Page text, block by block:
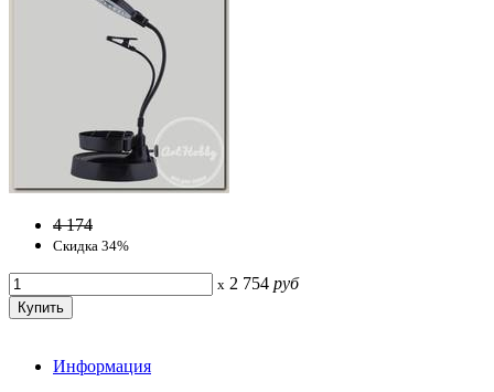
4 174
Скидка 34%
x 2 754 руб
Информация